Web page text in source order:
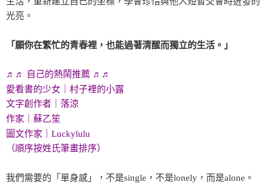
光亮。
「願你在繁忙的青春裡，也能過著清醒而獨立的生活。」
♬♬ 自己的熱鬧推薦 ♬♬
愛看書的少女｜村子裡的小露
文字創作者｜落涼
作家｜蘇乙笙
圖文作家｜Luckylulu
（順序按姓氏筆畫排序）
我們需要的「單身感」，不是single，不是lonely，而是alone。